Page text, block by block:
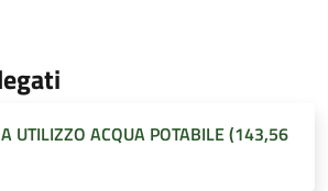
UTILIZZO ACQUA POTABILE (143,56